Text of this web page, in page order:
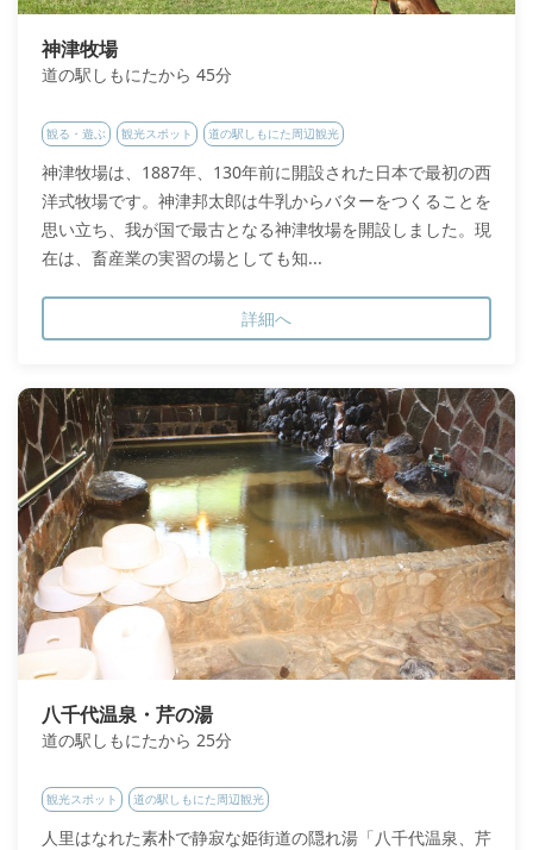
神津牧場
道の駅しもにたから 45分
観る・遊ぶ 観光スポット 道の駅しもにた周辺観光
神津牧場は、1887年、130年前に開設された日本で最初の西
洋式牧場です。神津邦太郎は牛乳からバターをつくることを
思い立ち、我が国で最古となる神津牧場を開設しました。現
在は、畜産業の実習の場としても知...
詳細へ
八千代温泉・芹の湯
道の駅しもにたから 25分
観光スポット 道の駅しもにた周辺観光
人里はなれた素朴で静寂な姫街道の隠れ湯「八千代温泉、芹